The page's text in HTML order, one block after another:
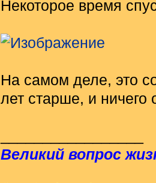
Некоторое время
На самом деле, это
лет старше, и
Великий вопрос